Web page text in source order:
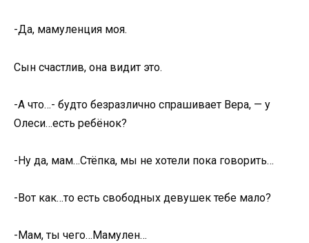
-Да, мамуленция моя.
Сын счастлив, она видит это.
-А что…- будто безразлично спрашивает Вера, — у
Олеси…есть ребёнок?
-Ну да, мам…Стёпка, мы не хотели пока говорить…
-Вот как…то есть свободных девушек тебе мало?
-Мам, ты чего…Мамулен…